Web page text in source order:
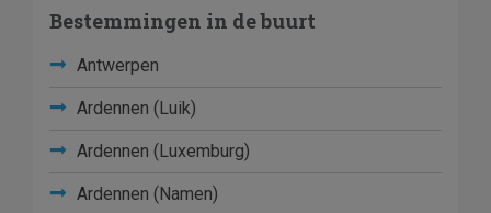
Bestemmingen in de buurt
Antwerpen
Ardennen (Luik)
Ardennen (Luxemburg)
Ardennen (Namen)